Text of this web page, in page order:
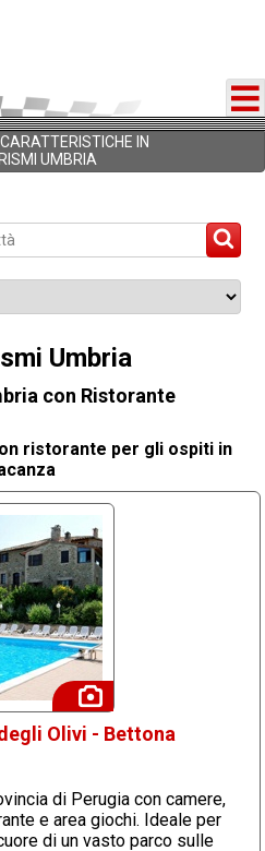
Umbria
con Ristorante
ristorante per gli ospiti in
Olivi - Bettona
di Perugia con camere,
e area giochi. Ideale per
di un vasto parco sulle
IN
UMBRIA